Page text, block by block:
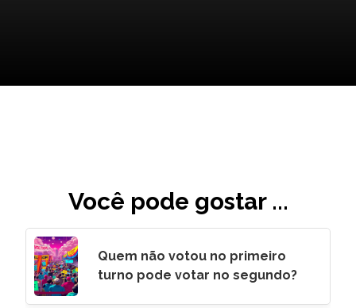
Você pode gostar ...
Quem não votou no primeiro
turno pode votar no segundo?